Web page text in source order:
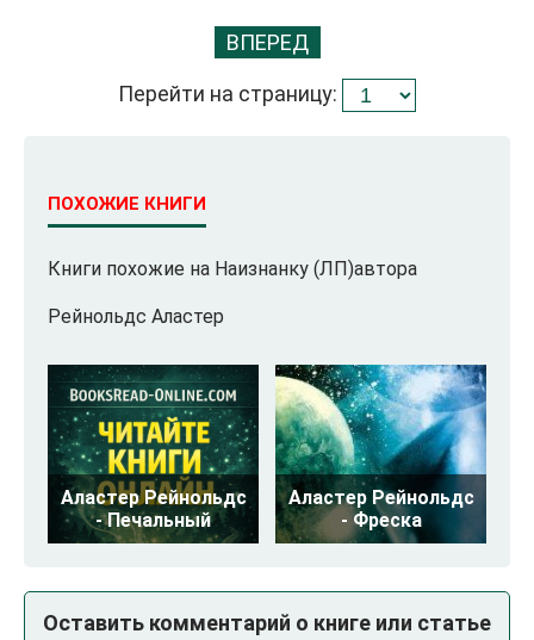
ВПЕРЕД
Перейти на страницу:
ПОХОЖИЕ КНИГИ
Книги похожие на Наизнанку (ЛП)автора
Рейнольдс Аластер
Аластер Рейнольдс
- Печальный
Аластер Рейнольдс
- Фреска
Оставить комментарий о книге или статье